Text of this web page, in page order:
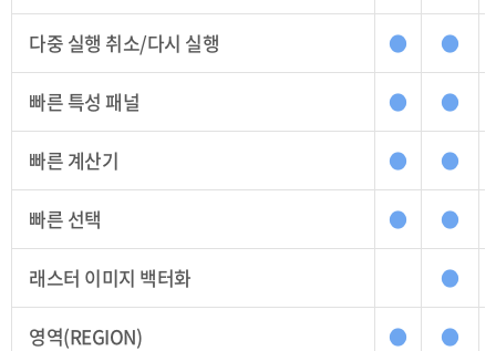
다중 실행 취소/다시 실행 ● ●
빠른 특성 패널 ● ●
빠른 계산기 ● ●
빠른 선택 ● ●
래스터 이미지 백터화 ●
영역(REGION) ● ●